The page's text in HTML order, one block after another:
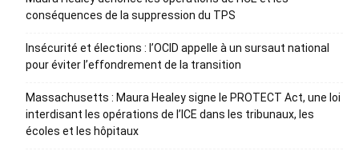
conséquences de la suppression du TPS
Insécurité et élections : l’OCID appelle à un sursaut national
pour éviter l’effondrement de la transition
Massachusetts : Maura Healey signe le PROTECT Act, une loi
interdisant les opérations de l’ICE dans les tribunaux, les
écoles et les hôpitaux